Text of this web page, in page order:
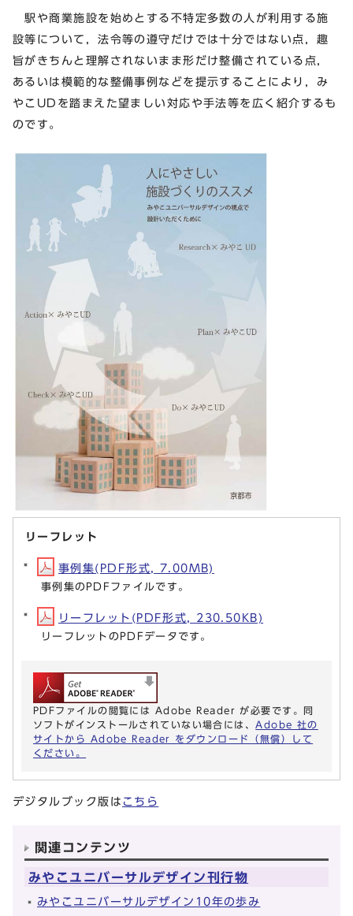
駅や商業施設を始めとする不特定多数の人が利用する施
設等について，法令等の遵守だけでは十分ではない点，趣
旨がきちんと理解されないまま形だけ整備されている点，
あるいは模範的な整備事例などを提示することにより，み
やこUDを踏まえた望ましい対応や手法等を広く紹介するも
のです。
リーフレット
事例集(PDF形式, 7.00MB)
事例集のPDFファイルです。
リーフレット(PDF形式, 230.50KB)
リーフレットのPDFデータです。
PDFファイルの閲覧には Adobe Reader が必要です。同
ソフトがインストールされていない場合には、 Adobe 社の
サイトから Adobe Reader をダウンロード（無償）して
ください。
デジタルブック版は こちら
関連コンテンツ
みやこユニバーサルデザイン刊行物
みやこユニバーサルデザイン10年の歩み